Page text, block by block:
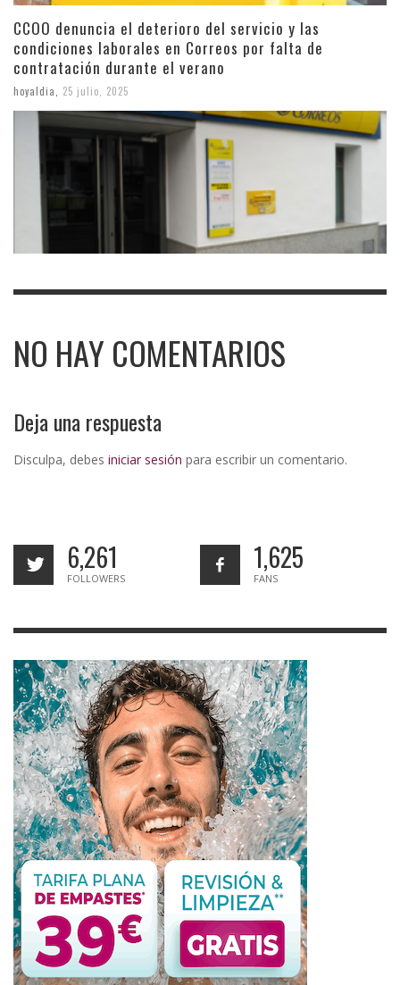
CCOO denuncia el deterioro del servicio y las
condiciones laborales en Correos por falta de
contratación durante el verano
hoyaldia 25 julio, 2025
NO HAY COMENTARIOS
Deja una respuesta
Disculpa, debes iniciar sesión para escribir un comentario.
6,261
FOLLOWERS
1,625
FANS